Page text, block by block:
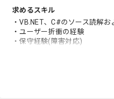
求めるスキル
・VB.NET、C#のソース読解
・ユーザー折衝の経験
・保守経験(障害対応)